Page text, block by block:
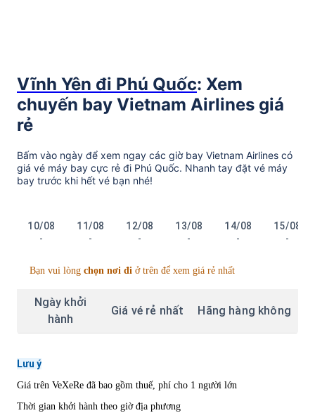
Vĩnh Yên đi Phú Quốc: Xem
chuyến bay Vietnam Airlines giá
rẻ
Bấm vào ngày để xem ngay các giờ bay Vietnam Airlines có
giá vé máy bay cực rẻ đi Phú Quốc. Nhanh tay đặt vé máy
bay trước khi hết vé bạn nhé!
10/08
-
11/08
-
12/08
-
13/08
-
14/08
-
15/08
-
Bạn vui lòng chọn nơi đi ở trên để xem giá rẻ nhất
Ngày khởi
hành
Giá vé rẻ nhất Hãng hàng không
Lưu ý
Giá trên VeXeRe đã bao gồm thuế, phí cho 1 người lớn
Thời gian khởi hành theo giờ địa phương